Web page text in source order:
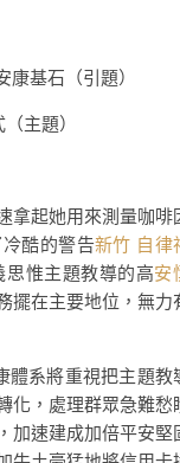
基石（引題）
主題）
拿起她用來測量咖啡
酷的警告新竹 自律
思惟主題教導的高安
擺在主要地位，無力
體系將重視把主題教
化，處理群眾急難愁
加速建成加倍平安堅